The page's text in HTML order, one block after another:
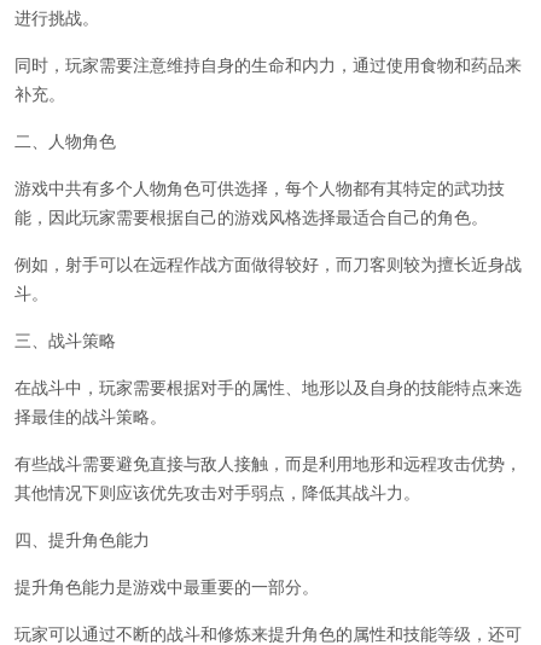
进行挑战。
同时，玩家需要注意维持自身的生命和内力，通过使用食物和药品来
补充。
二、人物角色
游戏中共有多个人物角色可供选择，每个人物都有其特定的武功技
能，因此玩家需要根据自己的游戏风格选择最适合自己的角色。
例如，射手可以在远程作战方面做得较好，而刀客则较为擅长近身战
斗。
三、战斗策略
在战斗中，玩家需要根据对手的属性、地形以及自身的技能特点来选
择最佳的战斗策略。
有些战斗需要避免直接与敌人接触，而是利用地形和远程攻击优势，
其他情况下则应该优先攻击对手弱点，降低其战斗力。
四、提升角色能力
提升角色能力是游戏中最重要的一部分。
玩家可以通过不断的战斗和修炼来提升角色的属性和技能等级，还可